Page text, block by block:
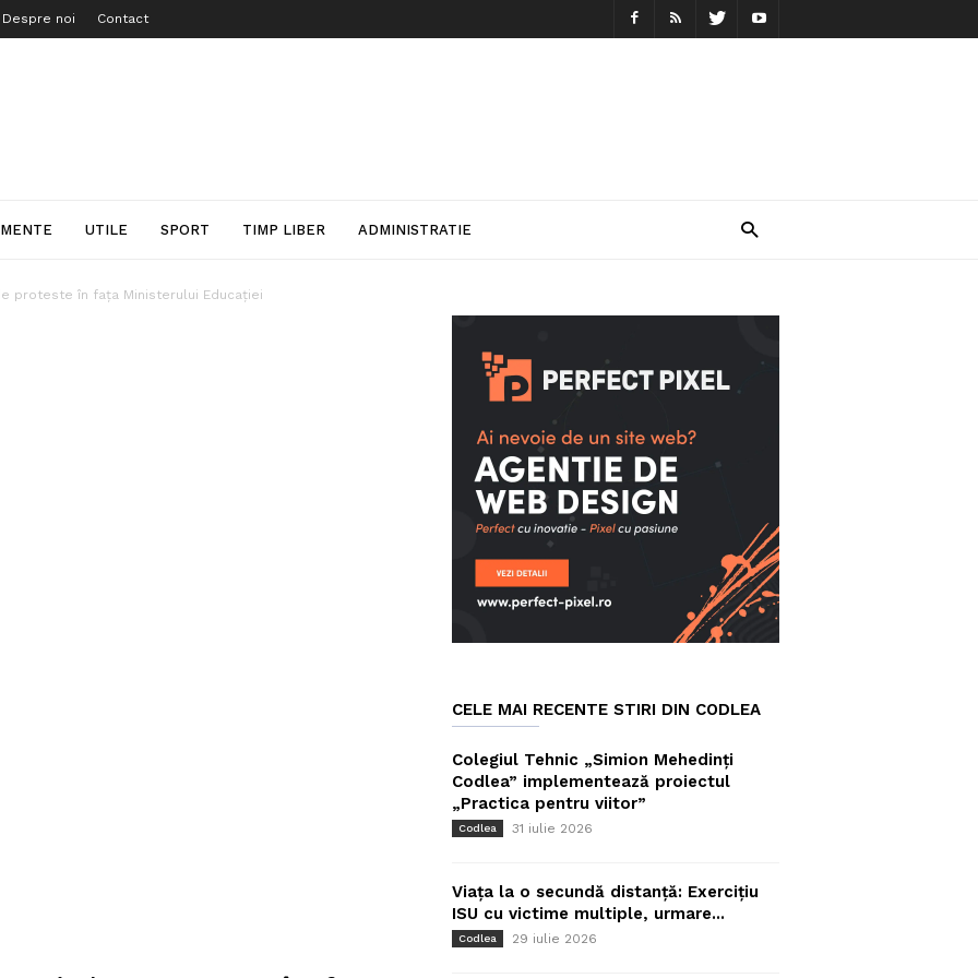
Despre noi Contact
UTILE SPORT TIMP LIBER ADMINISTRATIE
proteste în fața Ministerului Educației
CELE MAI RECENTE STIRI DIN CODLEA
Colegiul Tehnic „Simion Mehedinți
Codlea” implementează proiectul
„Practica pentru viitor”
Codlea 31 iulie 2026
Viața la o secundă distanță: Exercițiu
ISU cu victime multiple, urmare...
Codlea 29 iulie 2026